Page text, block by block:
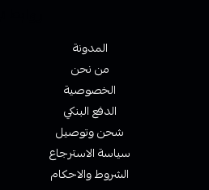
المدونة
من نحن
الخصوصية
الدفع البنكي
شحن وتوصيل
سياسة الاسترجاع
الشروط والاحكام